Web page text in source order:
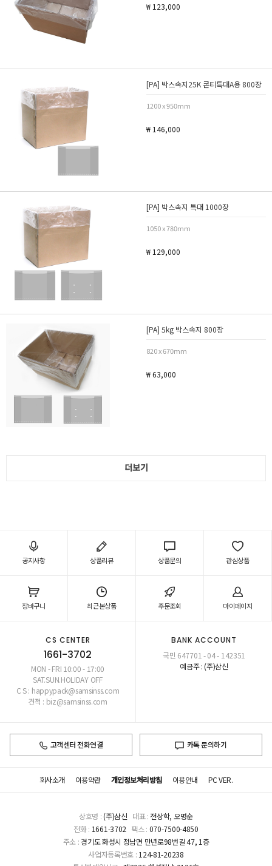
₩ 123,000
[PA] 박스속지25K 콘티특대A용 800장
1200 x 950mm
₩ 146,000
[PA] 박스속지 특대 1000장
1050 x 780mm
₩ 129,000
[PA] 5kg 박스속지 800장
820 x 670mm
₩ 63,000
더보기
공지사항 상품리뷰 상품문의 관심상품
장바구니 최근본상품 주문조회 마이페이지
CS CENTER
1661-3702
MON - FRI 10:00 - 17:00
SAT.SUN.HOLIDAY OFF
C S : happypack@samsinss.com
견적 : biz@samsinss.com
BANK ACCOUNT
국민 647701 - 04 - 142351
예금주 : (주)삼신
고객센터 전화연결 카톡 문의하기
회사소개 이용약관 개인정보처리방침 이용안내 PC VER.
상호명 :(주)삼신 대표 : 전상학, 오명순
전화 : 1661-3702 팩스 : 070-7500-4850
주소 : 경기도 화성시 정남면 만년로98번길 47, 1층
사업자등록번호 : 124-81-20238